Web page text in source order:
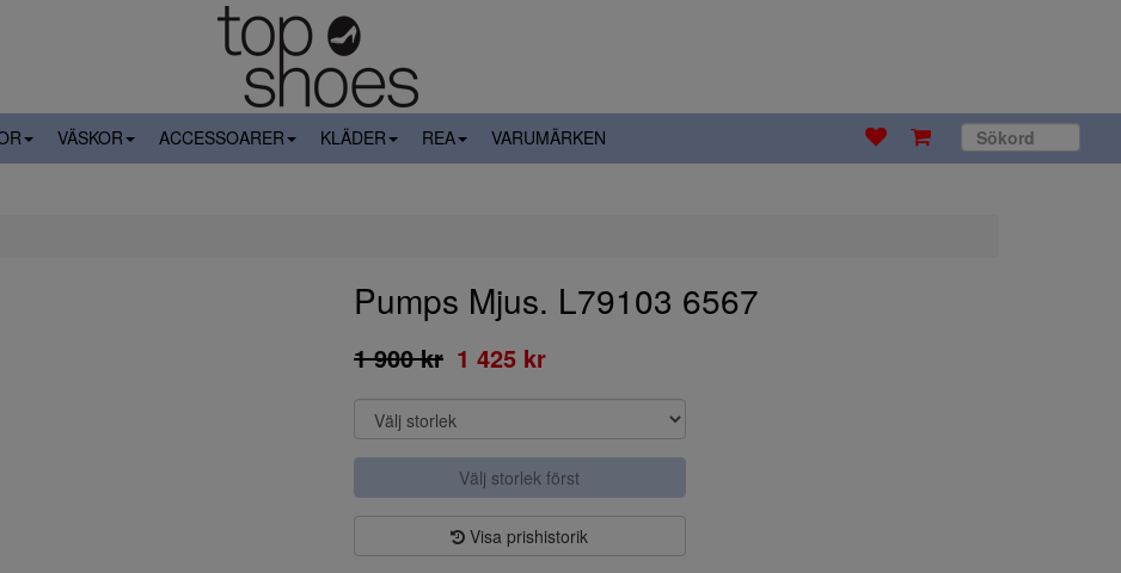
VÄSKOR ACCESSOARER KLÄDER REA VARUMÄRKEN
Pumps Mjus. L79103 6567
1 900 kr 1 425 kr
Välj storlek först
Visa prishistorik